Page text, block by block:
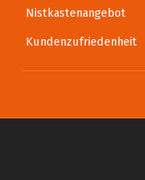
Nistkastenangebot
Kundenzufriedenheit